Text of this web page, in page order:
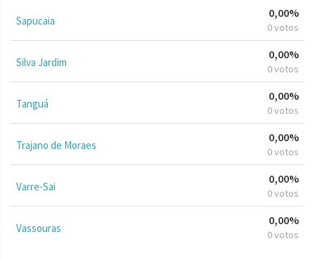
Sapucaia
0,00%
0 votos
Silva Jardim
0,00%
0 votos
Tanguá
0,00%
0 votos
Trajano de Moraes
0,00%
0 votos
Varre-Sai
0,00%
0 votos
Vassouras
0,00%
0 votos